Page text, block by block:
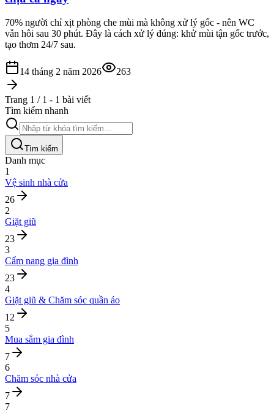
70% người chỉ xịt phòng che mùi mà không xử lý gốc - nên WC
vẫn hôi sau 30 phút. Đây là cách xử lý đúng: khử mùi tận gốc trước,
tạo thơm 24/7 sau.
14 tháng 2 năm 2026 263
Trang 1 / 1 - 1 bài viết
Tìm kiếm nhanh
Tìm kiếm
Danh mục
1
Vệ sinh nhà cửa
26
2
Giặt giũ
23
3
Cẩm nang gia đình
23
4
Giặt giũ & Chăm sóc quần áo
12
5
Mua sắm gia đình
7
6
Chăm sóc nhà cửa
7
7